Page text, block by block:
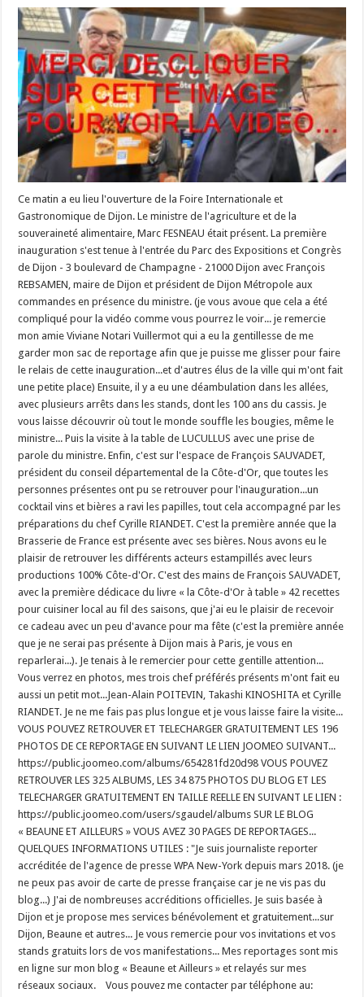
Ce matin a eu lieu l'ouverture de la Foire Internationale et
Gastronomique de Dijon. Le ministre de l'agriculture et de la
souveraineté alimentaire, Marc FESNEAU était présent. La première
inauguration s'est tenue à l'entrée du Parc des Expositions et Congrès
de Dijon - 3 boulevard de Champagne - 21000 Dijon avec François
REBSAMEN, maire de Dijon et président de Dijon Métropole aux
commandes en présence du ministre. (je vous avoue que cela a été
compliqué pour la vidéo comme vous pourrez le voir... je remercie
mon amie Viviane Notari Vuillermot qui a eu la gentillesse de me
garder mon sac de reportage afin que je puisse me glisser pour faire
le relais de cette inauguration...et d'autres élus de la ville qui m'ont fait
une petite place) Ensuite, il y a eu une déambulation dans les allées,
avec plusieurs arrêts dans les stands, dont les 100 ans du cassis. Je
vous laisse découvrir où tout le monde souffle les bougies, même le
ministre... Puis la visite à la table de LUCULLUS avec une prise de
parole du ministre. Enfin, c'est sur l'espace de François SAUVADET,
président du conseil départemental de la Côte-d'Or, que toutes les
personnes présentes ont pu se retrouver pour l'inauguration...un
cocktail vins et bières a ravi les papilles, tout cela accompagné par les
préparations du chef Cyrille RIANDET. C'est la première année que la
Brasserie de France est présente avec ses bières. Nous avons eu le
plaisir de retrouver les différents acteurs estampillés avec leurs
productions 100% Côte-d'Or. C'est des mains de François SAUVADET,
avec la première dédicace du livre « la Côte-d'Or à table » 42 recettes
pour cuisiner local au fil des saisons, que j'ai eu le plaisir de recevoir
ce cadeau avec un peu d'avance pour ma fête (c'est la première année
que je ne serai pas présente à Dijon mais à Paris, je vous en
reparlerai...). Je tenais à le remercier pour cette gentille attention...
Vous verrez en photos, mes trois chef préférés présents m'ont fait eu
aussi un petit mot...Jean-Alain POITEVIN, Takashi KINOSHITA et Cyrille
RIANDET. Je ne me fais pas plus longue et je vous laisse faire la visite...
VOUS POUVEZ RETROUVER ET TELECHARGER GRATUITEMENT LES 196
PHOTOS DE CE REPORTAGE EN SUIVANT LE LIEN JOOMEO SUIVANT...
https://public.joomeo.com/albums/654281fd20d98 VOUS POUVEZ
RETROUVER LES 325 ALBUMS, LES 34 875 PHOTOS DU BLOG ET LES
TELECHARGER GRATUITEMENT EN TAILLE REELLE EN SUIVANT LE LIEN :
https://public.joomeo.com/users/sgaudel/albums SUR LE BLOG
« BEAUNE ET AILLEURS » VOUS AVEZ 30 PAGES DE REPORTAGES...
QUELQUES INFORMATIONS UTILES : "Je suis journaliste reporter
accréditée de l'agence de presse WPA New-York depuis mars 2018. (je
ne peux pas avoir de carte de presse française car je ne vis pas du
blog...) J'ai de nombreuses accréditions officielles. Je suis basée à
Dijon et je propose mes services bénévolement et gratuitement...sur
Dijon, Beaune et autres... Je vous remercie pour vos invitations et vos
stands gratuits lors de vos manifestations... Mes reportages sont mis
en ligne sur mon blog « Beaune et Ailleurs » et relayés sur mes
réseaux sociaux. Vous pouvez me contacter par téléphone au: